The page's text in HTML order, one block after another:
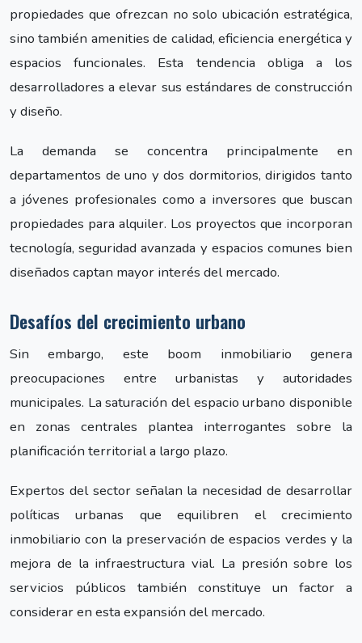
propiedades que ofrezcan no solo ubicación estratégica,
sino también amenities de calidad, eficiencia energética y
espacios funcionales. Esta tendencia obliga a los
desarrolladores a elevar sus estándares de construcción
y diseño.
La demanda se concentra principalmente en
departamentos de uno y dos dormitorios, dirigidos tanto
a jóvenes profesionales como a inversores que buscan
propiedades para alquiler. Los proyectos que incorporan
tecnología, seguridad avanzada y espacios comunes bien
diseñados captan mayor interés del mercado.
Desafíos del crecimiento urbano
Sin embargo, este boom inmobiliario genera
preocupaciones entre urbanistas y autoridades
municipales. La saturación del espacio urbano disponible
en zonas centrales plantea interrogantes sobre la
planificación territorial a largo plazo.
Expertos del sector señalan la necesidad de desarrollar
políticas urbanas que equilibren el crecimiento
inmobiliario con la preservación de espacios verdes y la
mejora de la infraestructura vial. La presión sobre los
servicios públicos también constituye un factor a
considerar en esta expansión del mercado.